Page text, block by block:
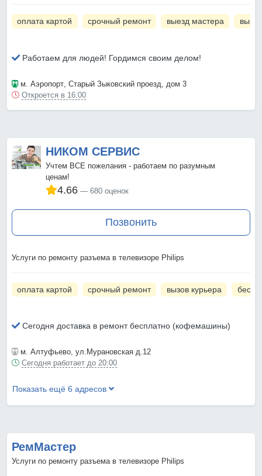
оплата картой срочный ремонт выезд мастера
Работаем для людей! Гордимся своим делом!
м. Аэропорт , Старый Зыковский проезд, дом 3
Откроется в 16:00
НИКОМ СЕРВИС
Учтем ВСЕ пожелания - работаем по разумным
ценам!
4.66 680 оценок
Позвонить
Услуги по ремонту разъема в телевизоре Philips
оплата картой срочный ремонт вызов курьера
Сегодня доставка в ремонт бесплатно (кофемашины)
м. Алтуфьево , ул.Мурановская д.12
Сегодня работает до 20:00
Показать ещё 6 адресов
РемМастер
Услуги по ремонту разъема в телевизоре Philips